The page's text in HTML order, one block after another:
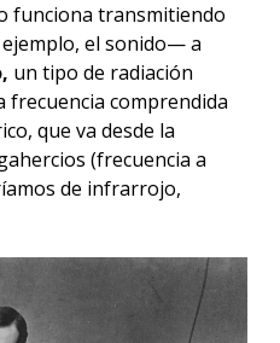
funciona transmitiendo
el sonido— a
un tipo de radiación
frecuencia comprendida
que va desde la
(frecuencia a
de infrarrojo,